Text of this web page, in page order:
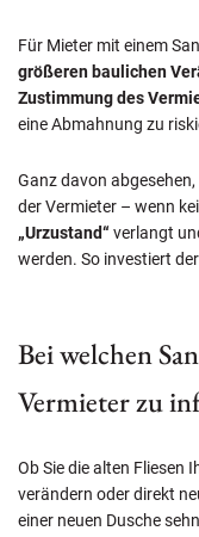
Für Mieter mit einem
größeren baulichen
Zustimmung des
eine Abmahnung zu
Ganz davon
der Vermieter – wenn
„Urzustand“verlangt
werden. So investiert
Bei welchen
Vermieter zu
Ob Sie die alten Fliesen
verändern oder direkt
einer neuen Dusche